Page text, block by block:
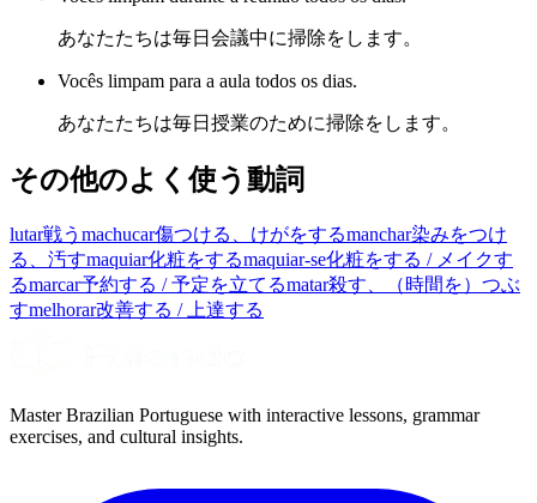
あなたたちは毎日会議中に掃除をします。
Vocês limpam para a aula todos os dias.
あなたたちは毎日授業のために掃除をします。
その他のよく使う動詞
lutar戦う machucar傷つける、けがをするmanchar染みをつけ
る、汚すmaquiar化粧をするmaquiar-se化粧をする / メイクす
るmarcar予約する / 予定を立てるmatar殺す、（時間を）つぶ
すmelhorar改善する / 上達する
Master Brazilian Portuguese with interactive lessons, grammar
exercises, and cultural insights.